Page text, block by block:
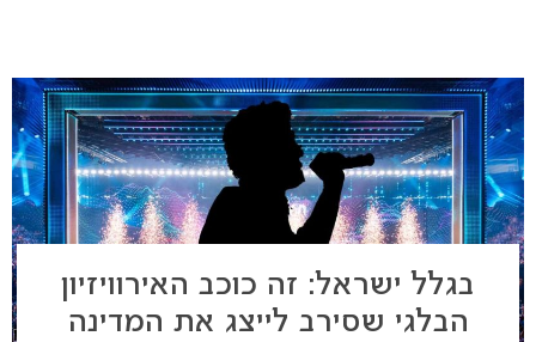
בגלל ישראל: זה כוכב האירוויזיון
הבלגי שסירב לייצג את המדינה